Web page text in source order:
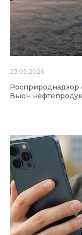
23.05.2026
Росприроднадзор
Вьюн